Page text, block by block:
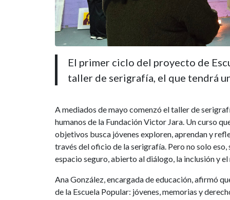
El primer ciclo del proyecto de
taller de serigrafía, el que tendrá
A mediados de mayo comenzó el taller de
humanos de la Fundación Victor Jara. Un curso
objetivos busca jóvenes exploren, aprendan y
través del oficio de la serigrafía. Pero no solo
espacio seguro, abierto al diálogo, la inclusión y
Ana González, encargada de educación, afirmó
de la Escuela Popular: jóvenes, memorias y